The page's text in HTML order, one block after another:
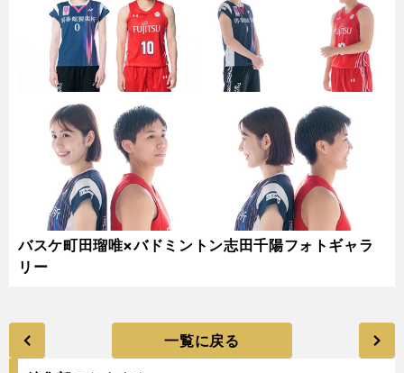
バスケ町田瑠唯×バドミントン志田千陽フォトギャラ
リー
一覧に戻る